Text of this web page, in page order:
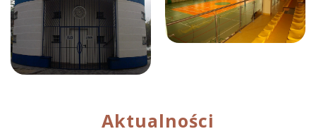
Aktualności